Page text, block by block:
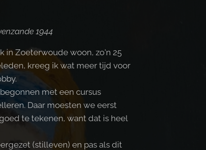
1944
in Zoeterwoude woon, zo'n 25
kreeg ik wat meer tijd voor
met een cursus
Daar moesten we eerst
te tekenen, want dat is heel
(stilleven) en pas als dit